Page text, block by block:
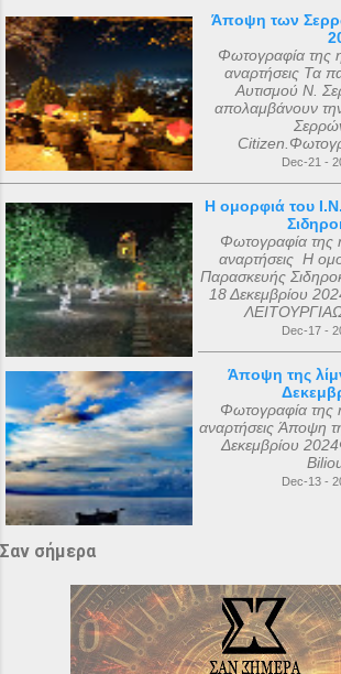
Άποψη των
Φωτογραφία της
αναρτήσεις Τα
Αυτισμού Ν.
απολαμβάνουν
Dec-21 -
Η ομορφιά του
Φωτογραφία της
αναρτήσεις Η
Παρασκευής
18 Δεκεμβρίου
Dec-17 -
Άποψη της
Φωτογραφία της
αναρτήσεις Άποψη
Δεκεμβρίου
Dec-13 -
Σαν σήμερα